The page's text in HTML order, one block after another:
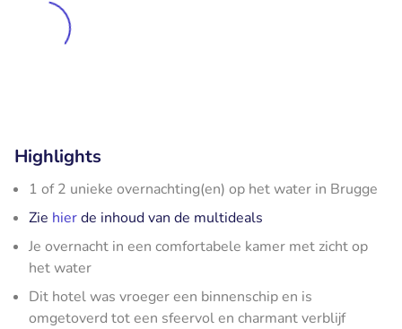
Highlights
1 of 2 unieke overnachting(en) op het water in Brugge
Zie hierde inhoud van de multideals
Je overnacht in een comfortabele kamer met zicht op
het water
Dit hotel was vroeger een binnenschip en is
omgetoverd tot een sfeervol en charmant verblijf